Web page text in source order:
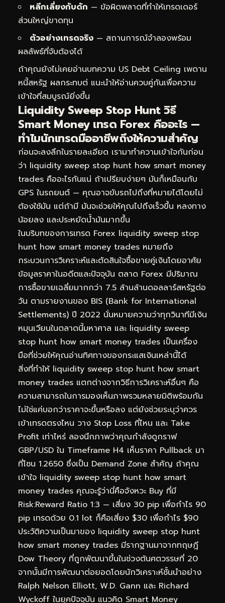
หลีกเลี่ยงกับดัก — ข้อผิดพลาดที่ทำให้เทรดเดอร์
ส่วนใหญ่ขาดทุน
ตัวอย่างเทรดจริง — สถานการณ์จำลองพร้อม
ผลลัพธ์ที่จับต้องได้
ถ้าคุณยังไม่เคยอ่านบทความ US Debt Ceiling เพดาน
หนี้สหรัฐ ผลกระทบต่ แนะนำให้อ่านควบคู่กันเพื่อความ
เข้าใจที่สมบูรณ์ยิ่งขึ้น
Liquidity Sweep Stop Hunt วิธี
Smart Money เทรด Forex คืออะไร —
ทำไมนักเทรดมืออาชีพถึงให้ความสำคัญ
ก่อนจะลงลึกในรายละเอียด เรามาทำความเข้าใจกันก่อน
ว่า liquidity sweep stop hunt how smart money
trades คืออะไรกันแน่ ถ้าเปรียบง่ายๆ มันก็เหมือนกับ
GPS ในรถยนต์ — คุณอาจขับรถไปถึงที่หมายได้โดยไม่
ต้องใช้มัน แต่ถ้ามี มันจะช่วยให้คุณไปถึงเร็วขึ้น หลงทาง
น้อยลง และประหยัดน้ำมันมากขึ้น
ในบริบทของการเทรด Forex liquidity sweep stop
hunt how smart money trades หมายถึง
กระบวนการวิเคราะห์และตัดสินใจซื้อขายคู่เงินโดยอาศัย
ข้อมูลราคาในอดีตและปัจจุบัน ตลาด Forex มีปริมาณ
การซื้อขายเฉลี่ยมากกว่า 7.5 ล้านล้านดอลลาร์สหรัฐต่อ
วัน ตามรายงานของ BIS (Bank for International
Settlements) ปี 2022 นั่นหมายความว่าทุกวินาทีมีเงิน
หมุนเวียนในตลาดนี้มหาศาล และ liquidity sweep
stop hunt how smart money trades เป็นเครื่อง
มือที่ช่วยให้คุณอ่านทิศทางของกระแสเงินเหล่านี้ได้
สิ่งที่ทำให้ liquidity sweep stop hunt how smart
money trades แตกต่างจากวิธีการวิเคราะห์อื่นๆ คือ
ความสามารถในการมองเห็นภาพรวมหลายมิติพร้อมกัน
ไม่ใช่แค่บอกว่าราคาจะขึ้นหรือลง แต่ยังช่วยระบุว่าควร
เข้าเทรดตรงไหน วาง Stop Loss ที่ไหน และ Take
Profit เท่าไหร่ ลองนึกภาพว่าคุณกำลังดูกราฟ
GBP/USD ใน Timeframe H4 เห็นราคา Pullback มา
ที่โซน 1.2650 ซึ่งเป็น Demand Zone สำคัญ ถ้าคุณ
เข้าใจ liquidity sweep stop hunt how smart
money trades คุณจะรู้ว่านี่คือจังหวะ Buy ที่มี
Risk:Reward Ratio 1:3 — เสี่ยง 30 pip เพื่อกำไร 90
pip เทรดด้วย 0.1 lot ก็คือเสี่ยง $30 เพื่อกำไร $90
ประวัติความเป็นมาของ liquidity sweep stop hunt
how smart money trades มีรากฐานมาจากทฤษฎี
Dow Theory ที่ถูกพัฒนาขึ้นในช่วงต้นศตวรรษที่ 20
จากนั้นมีการพัฒนาต่อยอดโดยนักวิเคราะห์ชั้นนำอย่าง
Ralph Nelson Elliott, W.D. Gann และ Richard
Wyckoff ในยุคปัจจุบัน แนวคิด Smart Money